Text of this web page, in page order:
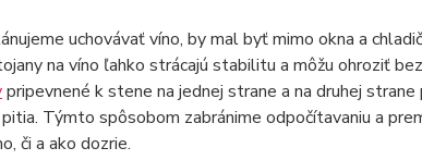
uchovávať víno, by mal byť mimo okna a
na víno ľahko strácajú stabilitu a môžu ohroziť
pripevnené k stene na jednej strane a na druhej
Týmto spôsobom zabránime odpočítavaniu a
či a ako dozrie.